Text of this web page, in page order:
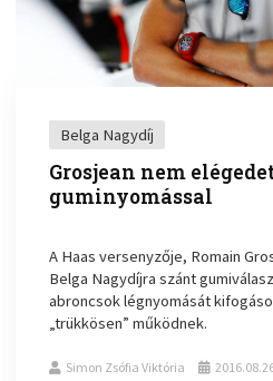
Belga Nagydíj
Grosjean nem
guminyomással
A Haas versenyzője, Romain
Belga Nagydíjra szánt
abroncsok légnyomását
„trükkösen” működnek.
Simon Zsófia Viktória